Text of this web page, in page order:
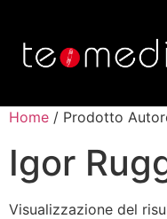
Home / Prodotto
Igor
Visualizzazione del